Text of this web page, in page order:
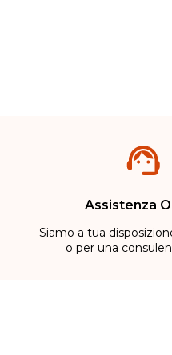
Assistenza
Siamo a tua
o per una